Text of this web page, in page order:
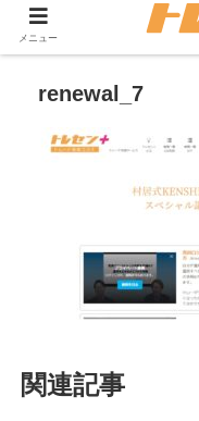
renewal_7
関連記事
メニュー